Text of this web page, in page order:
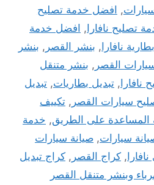
, افضل خدمة تصليح
تصليح نافارا, افضل خدمة
بطارية نافارا, بنشر القصر , بنشر
القصر , بنشر متنقل
نافارا, تبديل بطاريات, تبديل
سيارات القصر , تكييف
المساعدة على الطريق, خدمة
سيارات, صيانة سيارات
, كراج القصر , كراج تبديل
وبنشر متنقل القصر